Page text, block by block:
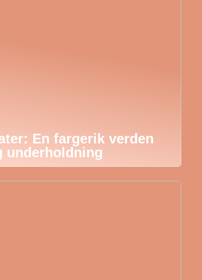
En fargerik verden
underholdning